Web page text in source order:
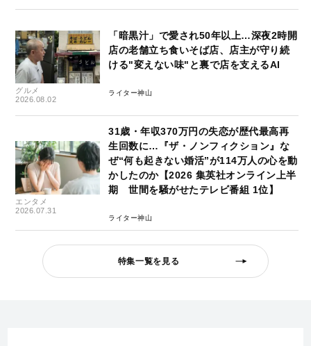
グルメ
2026.08.02
「暗黒汁」で愛され50年以上…深夜2時開
店の老舗立ち食いそば店、店主が守り続
ける"変えない味"と裏で店を支えるAI
ライター神山
エンタメ
2026.07.31
31歳・年収370万円の失恋が歴代最高再
生回数に…『ザ・ノンフィクション』な
ぜ“何も起きない婚活”が114万人の心を動
かしたのか【2026 集英社オンライン上半
期 世間を騒がせたテレビ番組 1位】
ライター神山
特集一覧を見る